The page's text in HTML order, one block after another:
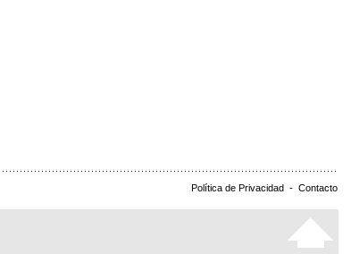
Política de Privacidad - Contacto